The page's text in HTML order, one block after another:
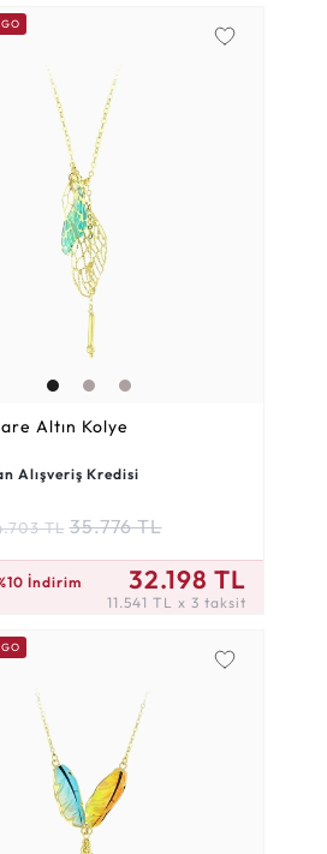
Altın Kolye
Alışveriş Kredisi
TL 35.776 TL
İndirim 32.198 TL
11.541 TL x 3 taksit